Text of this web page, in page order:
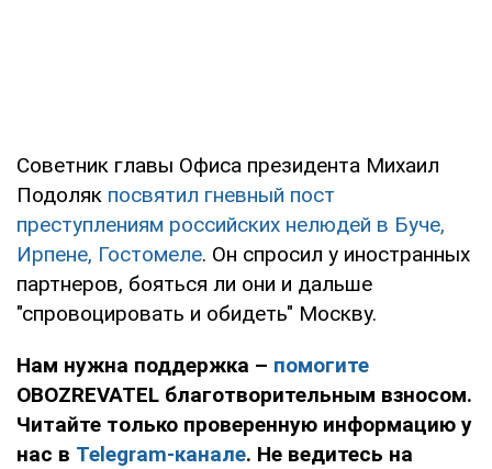
Советник главы Офиса президента Михаил
Подоляк посвятил гневный пост
преступлениям российских нелюдей в Буче,
Ирпене, Гостомеле. Он спросил у иностранных
партнеров, бояться ли они и дальше
"спровоцировать и обидеть" Москву.
Нам нужна поддержка – помогите
OBOZREVATEL благотворительным взносом.
Читайте только проверенную информацию у
нас в Telegram-канале. Не ведитесь на